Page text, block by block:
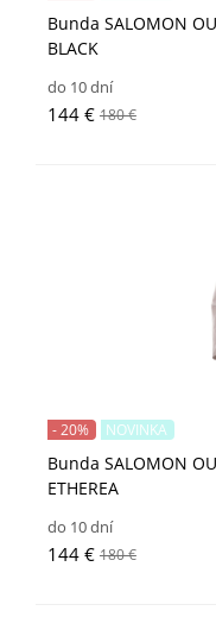
Bunda SALOMON
BLACK
do 10 dní
144 € 180 €
Bunda SALOMON
ETHEREA
- 20% NOVINKA
do 10 dní
144 € 180 €